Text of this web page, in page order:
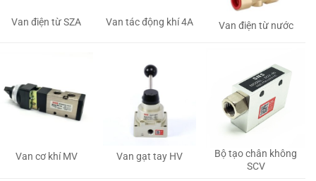
Van điện từ SZA Van tác động khí 4A Van điện từ nước
Van cơ khí MV Van gạt tay HV
Bộ tạo chân không
SCV